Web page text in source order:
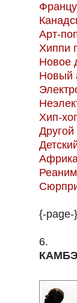
Арт-
Хиппи
Новое
Новый
Хип-
Другой
{-page-}
6.